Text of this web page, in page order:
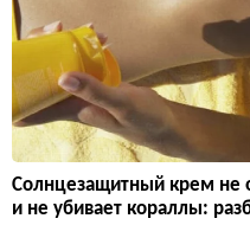
Солнцезащитный крем не
и не убивает кораллы: